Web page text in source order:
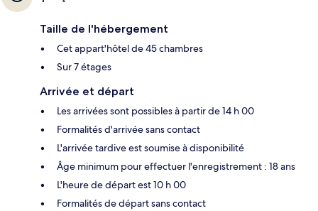
Taille de l'hébergement
Cet appart'hôtel de 45 chambres
Sur 7 étages
Arrivée et départ
Les arrivées sont possibles à partir de 14 h 00
Formalités d'arrivée sans contact
L'arrivée tardive est soumise à disponibilité
Âge minimum pour effectuer l'enregistrement : 18 ans
L'heure de départ est 10 h 00
Formalités de départ sans contact